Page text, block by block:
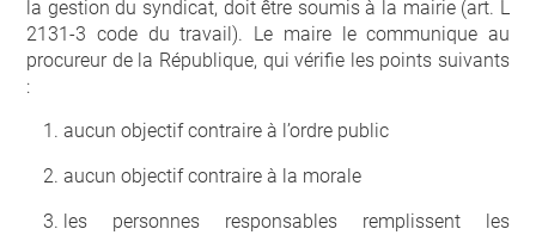
la gestion du syndicat, doit être soumis à la mairie (art. L
2131-3 code du travail). Le maire le communique au
procureur de la République, qui vérifie les points suivants
:
aucun objectif contraire à l’ordre public
aucun objectif contraire à la morale
les personnes responsables remplissent les